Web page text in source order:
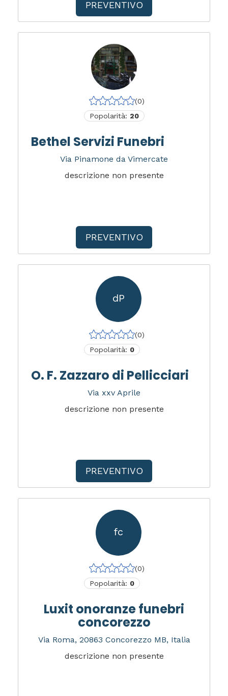
PREVENTIVO
(0)
Popolarità: 20
Bethel Servizi Funebri
Via Pinamone da Vimercate
descrizione non presente
PREVENTIVO
dP
(0)
Popolarità: 0
O. F. Zazzaro di Pellicciari
Via xxv Aprile
descrizione non presente
PREVENTIVO
fc
(0)
Popolarità: 0
Luxit onoranze funebri
concorezzo
Via Roma, 20863 Concorezzo MB, Italia
descrizione non presente